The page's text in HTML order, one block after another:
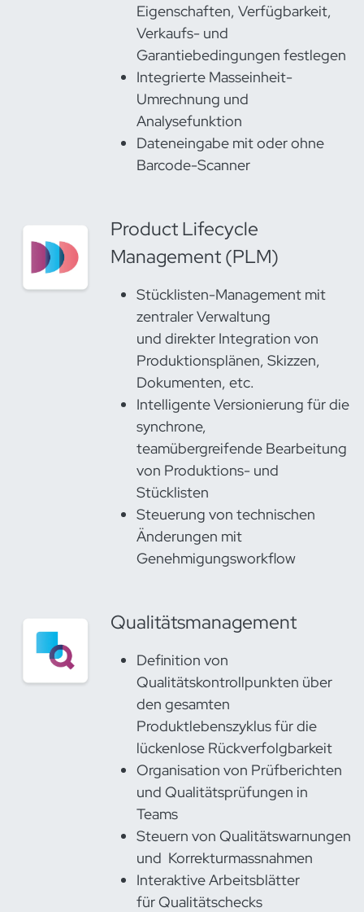
Eigenschaften, Verfügbarkeit,
Verkaufs- und
Garantiebedingungen festlegen
Integrierte Masseinheit-
Umrechnung und
Analysefunktion
Dateneingabe mit oder ohne
Barcode-Scanner
Product Lifecycle
Management (PLM)
Stücklisten-Management mit
zentraler Verwaltung
und direkter Integration von
Produktionsplänen, Skizzen,
Dokumenten, etc.
Intelligente Versionierung für die
synchrone,
teamübergreifende Bearbeitung
von Produktions- und
Stücklisten
Steuerung von technischen
Änderungen mit
Genehmigungsworkflow
Qualitätsmanagement
Definition von
Qualitätskontrollpunkten über
den gesamten
Produktlebenszyklus für die
lückenlose Rückverfolgbarkeit
Organisation von Prüfberichten
und Qualitätsprüfungen in
Teams
Steuern von Qualitätswarnungen
und Korrekturmassnahmen
Interaktive Arbeitsblätter
für Qualitätschecks